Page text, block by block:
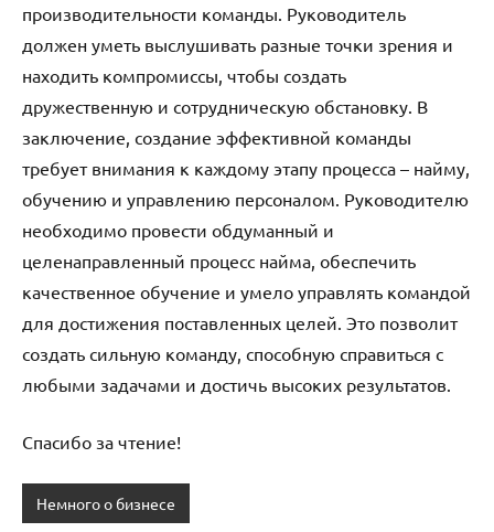
производительности команды. Руководитель
должен уметь выслушивать разные точки зрения и
находить компромиссы, чтобы создать
дружественную и сотрудническую обстановку. В
заключение, создание эффективной команды
требует внимания к каждому этапу процесса – найму,
обучению и управлению персоналом. Руководителю
необходимо провести обдуманный и
целенаправленный процесс найма, обеспечить
качественное обучение и умело управлять командой
для достижения поставленных целей. Это позволит
создать сильную команду, способную справиться с
любыми задачами и достичь высоких результатов.
Спасибо за чтение!
Немного о бизнесе